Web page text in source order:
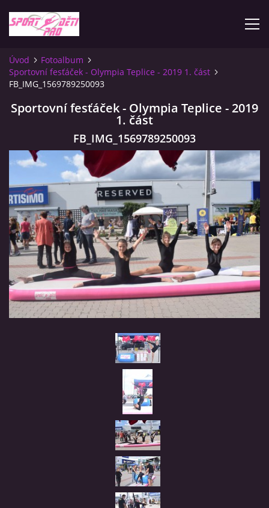
ÚVOD
KONTAKTY
PLATEBNÍ PODMÍNKY
FOTOALBUM
ZÁVODY
TRENÉŘI
Úvod
Fotoalbum
Sportovní fesťáček - Olympia Teplice - 2019 1. část
FB_IMG_1569789250093
Sportovní fesťáček - Olympia Teplice - 2019
1. část
FB_IMG_1569789250093